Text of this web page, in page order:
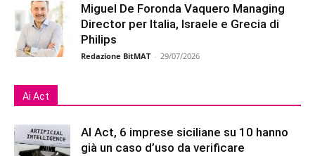
Miguel De Foronda Vaquero Managing
Director per Italia, Israele e Grecia di
Philips
Redazione BitMAT - 29/07/2026
Ai Act
AI Act, 6 imprese siciliane su 10 hanno
già un caso d’uso da verificare